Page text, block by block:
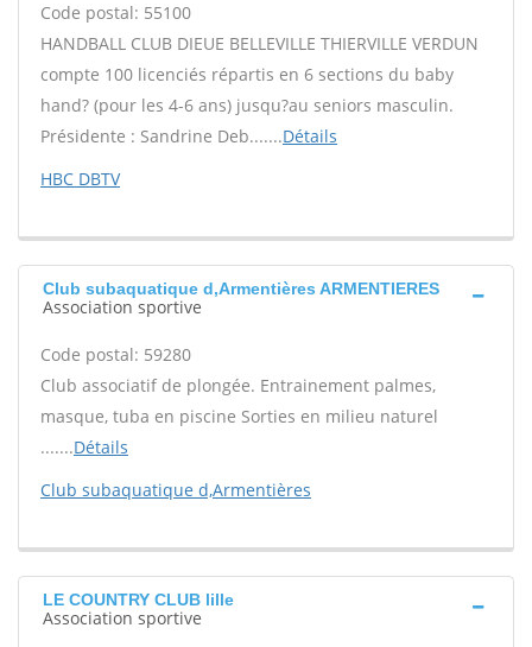
Code postal: 55100
HANDBALL CLUB DIEUE BELLEVILLE THIERVILLE VERDUN
compte 100 licenciés répartis en 6 sections du baby
hand? (pour les 4-6 ans) jusqu?au seniors masculin.
Présidente : Sandrine Deb.......Détails
HBC DBTV
Club subaquatique d,Armentières ARMENTIERES
Association sportive
Code postal: 59280
Club associatif de plongée. Entrainement palmes,
masque, tuba en piscine Sorties en milieu naturel
.......Détails
Club subaquatique d,Armentières
LE COUNTRY CLUB lille
Association sportive